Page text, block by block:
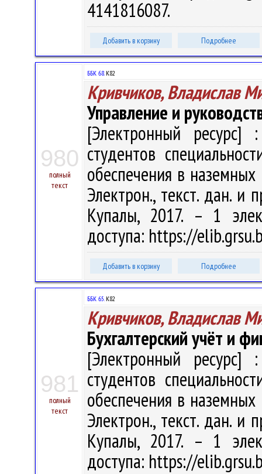
4141816087.
Добавить в корзину Подробнее
980
полный
текст
ББК 68.К82
Кривчиков, Владислав
Управление и
[Электронный ресурс]
студентов
обеспечения в
Электрон., текст. дан. и
Купалы, 2017. – 1
доступа: https://
Добавить в корзину Подробнее
981
полный
текст
ББК 65.К82
Кривчиков, Владислав
Бухгалтерский учёт и
[Электронный ресурс]
студентов
обеспечения в
Электрон., текст. дан. и
Купалы, 2017. – 1
доступа: https://